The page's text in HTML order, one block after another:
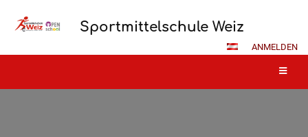
Sportmittelschule Weiz
ANMELDEN